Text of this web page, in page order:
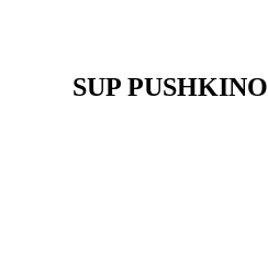
SUP PUSHKINO